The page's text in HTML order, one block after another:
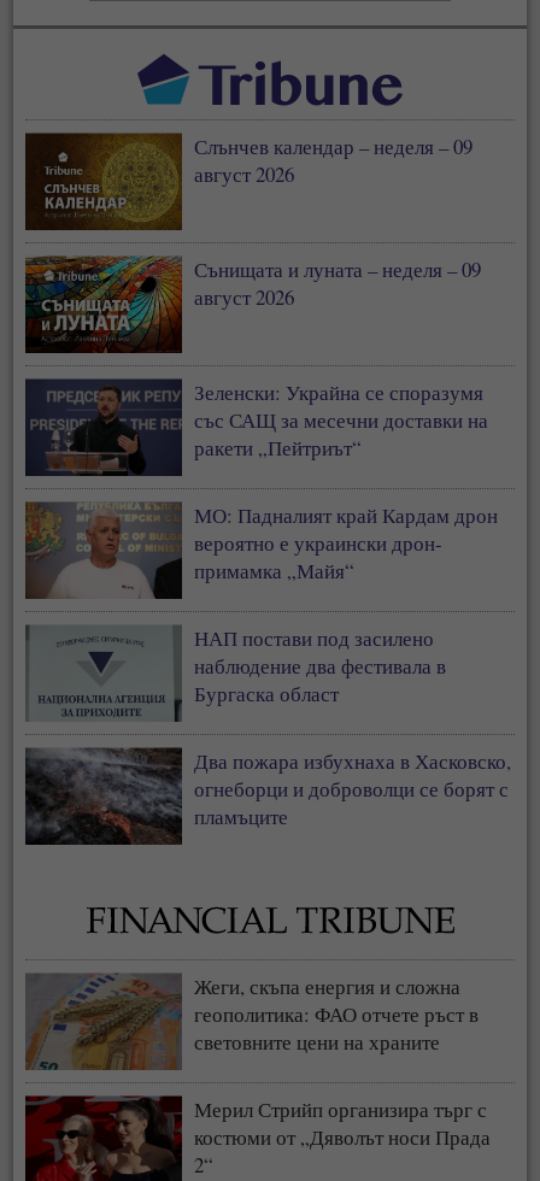
Слънчев календар – неделя – 09
август 2026
Сънищата и луната – неделя – 09
август 2026
Зеленски: Украйна се споразумя
със САЩ за месечни доставки на
ракети „Пейтриът“
МО: Падналият край Кардам дрон
вероятно е украински дрон-
примамка „Майя“
НАП постави под засилено
наблюдение два фестивала в
Бургаска област
Два пожара избухнаха в Хасковско,
огнеборци и доброволци се борят с
пламъците
Жеги, скъпа енергия и сложна
геополитика: ФАО отчете ръст в
световните цени на храните
Мерил Стрийп организира търг с
костюми от „Дяволът носи Прада
2“